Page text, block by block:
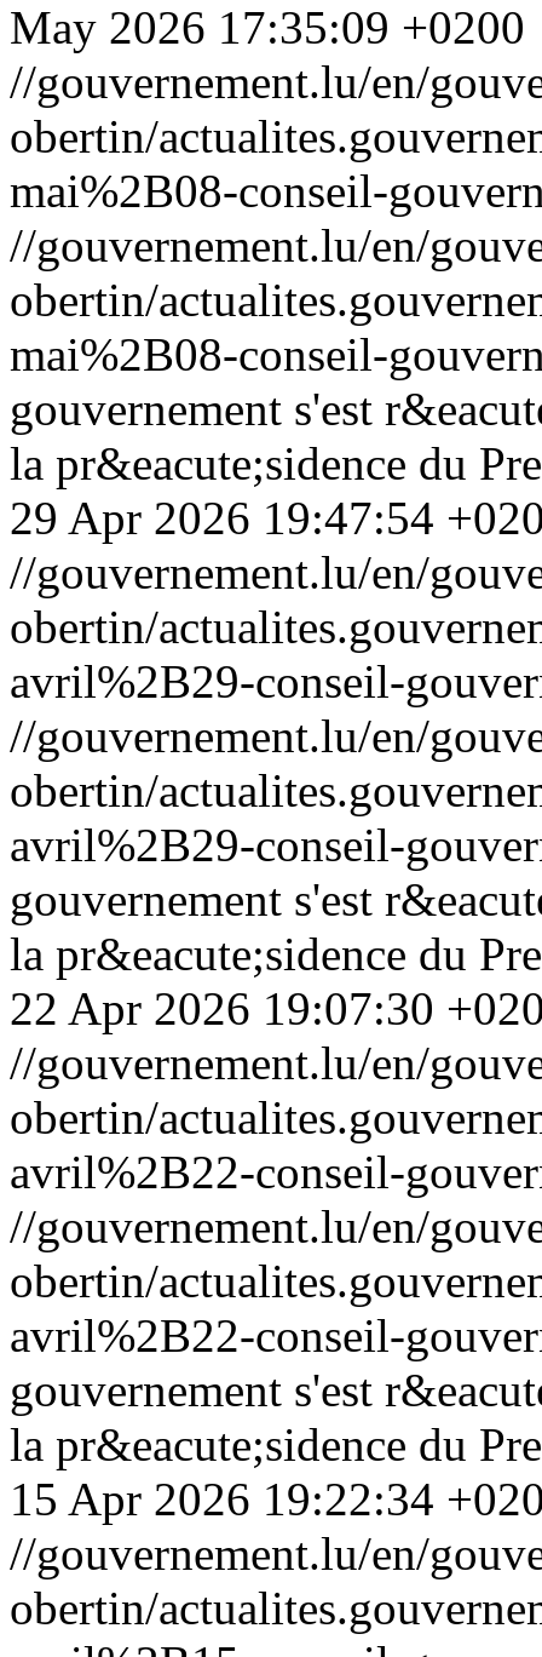
May 2026 17:35:09 +0200
//gouvernement.lu/en/
obertin/
mai%2B08-conseil-
//gouvernement.lu/en/
obertin/
mai%2B08-conseil-
gouvernement s'est
la pr&eacute;sidence du
29 Apr 2026 19:47:54
//gouvernement.lu/en/
obertin/
avril%2B29-conseil-
//gouvernement.lu/en/
obertin/
avril%2B29-conseil-
gouvernement s'est
la pr&eacute;sidence du
22 Apr 2026 19:07:30
//gouvernement.lu/en/
obertin/
avril%2B22-conseil-
//gouvernement.lu/en/
obertin/
avril%2B22-conseil-
gouvernement s'est
la pr&eacute;sidence du
15 Apr 2026 19:22:34
//gouvernement.lu/en/
obertin/